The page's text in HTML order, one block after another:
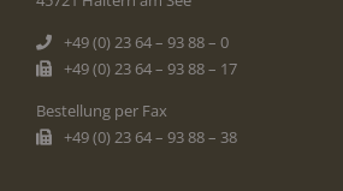
+49 (0) 23 64 – 93 88 – 0
+49 (0) 23 64 – 93 88 – 17
Bestellung per Fax
+49 (0) 23 64 – 93 88 – 38